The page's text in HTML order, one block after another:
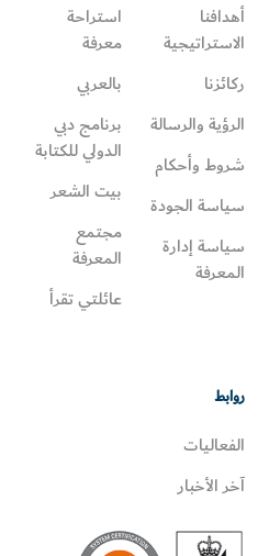
أهدافنا
الاستراتيجية
ركائزنا
الرؤية والرسالة
شروط وأحكام
سياسة الجودة
سياسة إدارة
المعرفة
استراحة
معرفة
بالعربي
برنامج دبي
الدولي للكتابة
بيت الشعر
مجتمع
المعرفة
عائلتي تقرأ‎
روابط
الفعاليات
آخر الأخبار